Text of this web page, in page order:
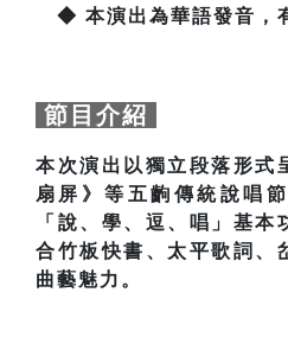
◆ 本演出為華語發音，
節目介紹
本次演出以獨立段落形式
扇屏》等五齣傳統說唱
「說、學、逗、唱」基
合竹板快書、太平歌詞、
曲藝魅力。